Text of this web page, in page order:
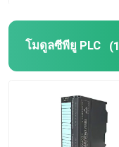
เครื่องวัดพลังงานร
โปรแกรมการใช้งา
กล่องสวิตช์กันน้ำ
โมดูลซีพียู PLC